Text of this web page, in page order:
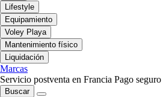
Lifestyle
Equipamiento
Voley Playa
Mantenimiento físico
Liquidación
Marcas
Servicio postventa en Francia Pago seguro
Buscar